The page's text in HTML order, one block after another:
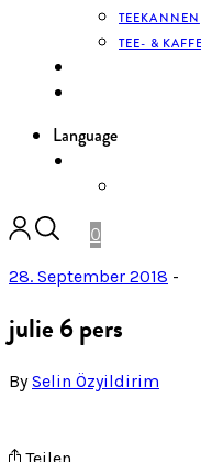
TEEKANNEN
TEE- &
Language
0
28. September 2018 -
julie 6 pers
BySelin Özyildirim